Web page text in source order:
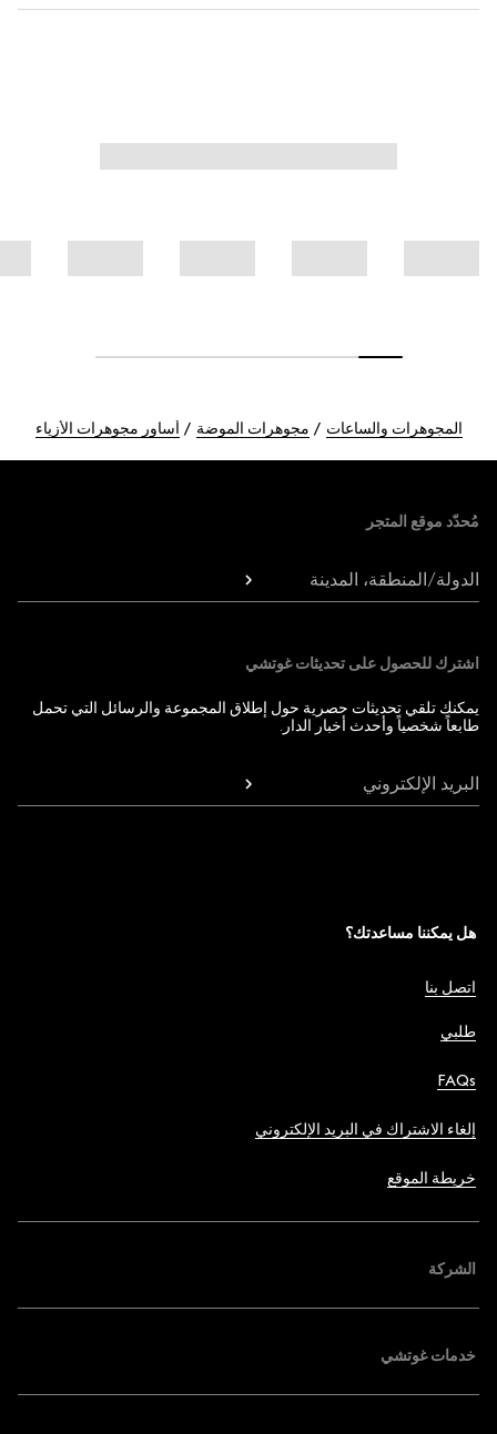
المجوهرات والساعات مجوهرات الموضة أساور مجوهرات الأزياء
مُحدّد موقع المتجر
الدولة/المنطقة، المدينة
اشترك للحصول على تحديثات غوتشي
يمكنك تلقي تحديثات حصرية حول إطلاق المجموعة والرسائل التي تحمل
طابعاً شخصياً وأحدث أخبار الدار.
البريد الإلكتروني
هل يمكننا مساعدتك؟
اتصل بنا
طلبي
FAQs
إلغاء الاشتراك في البريد الإلكتروني
خريطة الموقع
الشركة
خدمات غوتشي